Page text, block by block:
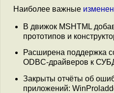
Наиболее важные
В движок MSHTML
прототипов и
Расширена поддержка
ODBC-драйверов к
Закрыты отчёты об
приложений: